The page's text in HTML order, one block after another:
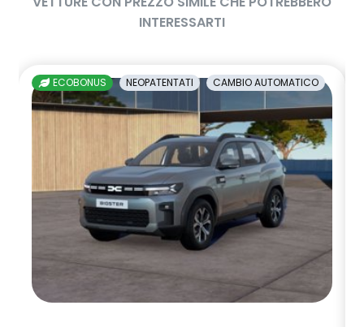
INTERESSARTI
ECOBONUS NEOPATENTATI CAMBIO AUTOMATICO